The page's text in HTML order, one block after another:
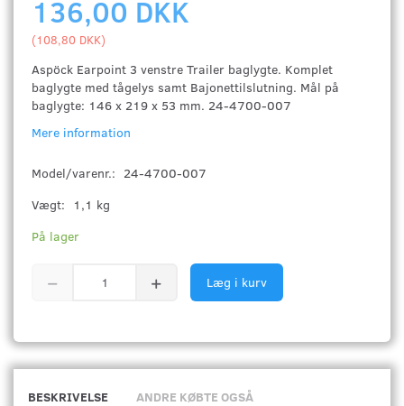
136,00 DKK
(108,80 DKK)
Aspöck Earpoint 3 venstre Trailer baglygte. Komplet
baglygte med tågelys samt Bajonettilslutning. Mål på
baglygte: 146 x 219 x 53 mm. 24-4700-007
Mere information
Model/varenr.: 24-4700-007
Vægt:
1,1 kg
På lager
Læg i kurv
BESKRIVELSE ANDRE KØBTE OGSÅ